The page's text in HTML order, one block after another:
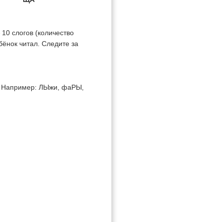
слогов (количество
читал. Следите за
Например: ЛЫжи, фаРЫ,